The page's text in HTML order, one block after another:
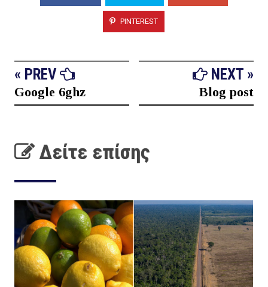
PINTEREST
« PREV
Google 6ghz
NEXT »
Blog post
Δείτε επίσης